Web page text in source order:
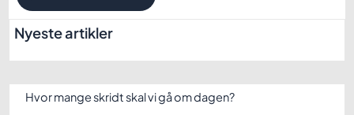
Nyeste artikler
Hvor mange skridt skal vi gå om dagen?